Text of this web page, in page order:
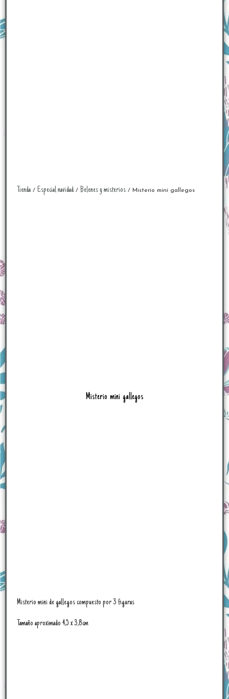
Tienda / Especial navidad / Belenes y misterios / Misterio mini gallegos
Misterio mini gallegos
Misterio mini de gallegos compuesto por 3 figuras
Tamaño aproximado 4,5 x 3,8cm